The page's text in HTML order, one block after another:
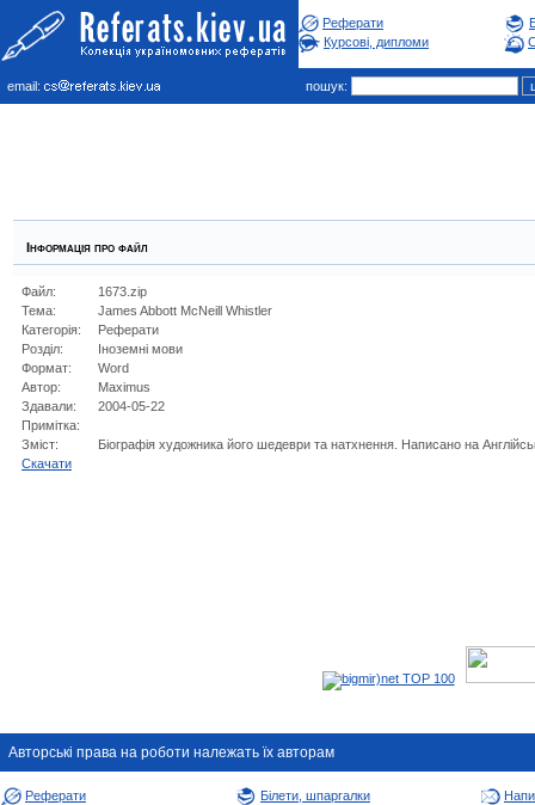
Реферати
Курсові, дипломи
email: пошук:
Інформація про файл
Файл:
1673.zip
Тема:
James Abbott McNeill Whistler
Категорія:
Реферати
Розділ:
Iноземнi мови
Формат:
Word
Автор:
Maximus
Здавали:
2004-05-22
Примітка:
Зміст:
Біографія художника його шедеври та натхнення. Написано на
Cкачати
Авторськi права на роботи належать їх авторам
Реферати Білети, шпаргалки